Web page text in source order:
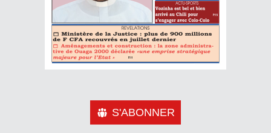
S'ABONNER